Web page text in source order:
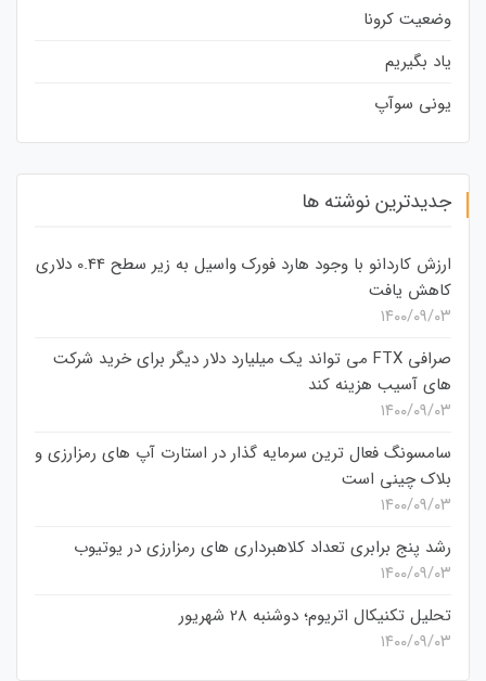
وضعیت کرونا
یاد بگیریم
یونی سوآپ
جدیدترین نوشته ها
ارزش کاردانو با وجود هارد فورک واسیل به زیر سطح 0.44 دلاری
کاهش یافت
۱۴۰۰/۰۹/۰۳
صرافی FTX می تواند یک میلیارد دلار دیگر برای خرید شرکت
های آسیب هزینه کند
۱۴۰۰/۰۹/۰۳
سامسونگ فعال‌ ترین سرمایه‌ گذار در استارت‌ آپ‌ های رمزارزی و
بلاک چینی است
۱۴۰۰/۰۹/۰۳
رشد پنج برابری تعداد کلاهبرداری های رمزارزی در یوتیوب
۱۴۰۰/۰۹/۰۳
تحلیل تکنیکال اتریوم؛ دوشنبه 28 شهریور
۱۴۰۰/۰۹/۰۳